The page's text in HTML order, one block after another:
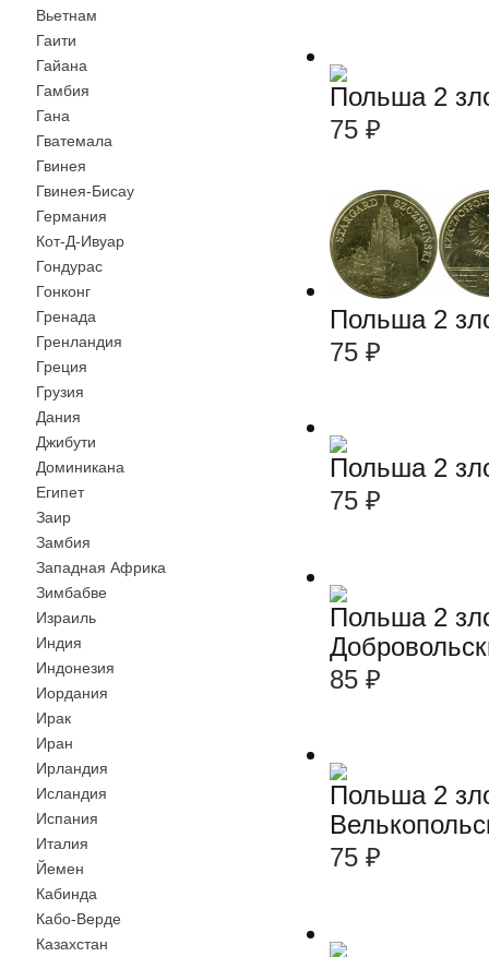
Вьетнам
Гаити
Гайана
Гамбия
Гана
Гватемала
Гвинея
Гвинея-Бисау
Германия
Кот-Д-Ивуар
Гондурас
Гонконг
Гренада
Гренландия
Греция
Грузия
Дания
Джибути
Доминикана
Египет
Заир
Замбия
Западная Африка
Зимбабве
Израиль
Индия
Индонезия
Иордания
Ирак
Иран
Ирландия
Исландия
Испания
Италия
Йемен
Кабинда
Кабо-Верде
Казахстан
Польша 2
75 ₽
Польша 2
75 ₽
Польша 2
75 ₽
Польша 2
85 ₽
Польша 2
75 ₽